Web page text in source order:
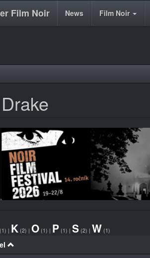
Film Noir News Film Noir
(1) | K (2) | O (1) | P (1) | S (2) | W (1)